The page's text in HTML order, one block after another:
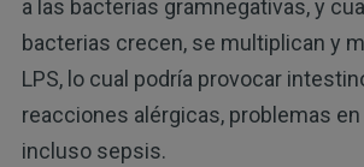
a las bacterias gramnegativas, y
bacterias crecen, se multiplican y
LPS, lo cual podría provocar
reacciones alérgicas, problemas
incluso sepsis.